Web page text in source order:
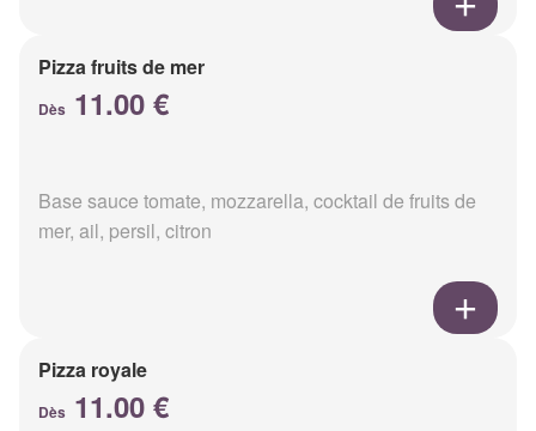
Pizza fruits de mer
Dès 11.00 €
Base sauce tomate, mozzarella, cocktail de fruits de
mer, ail, persil, citron
Pizza royale
Dès 11.00 €